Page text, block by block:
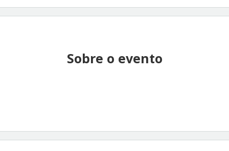
Sobre o evento